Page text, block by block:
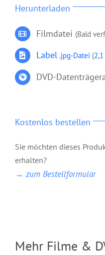
Herunterladen
Filmdatei (Bald
Label .jpg-Datei
DVD-
Kostenlos bestellen
Sie möchten dieses
erhalten?
→ zum Bestellformular
Mehr Filme &
Himmlisches